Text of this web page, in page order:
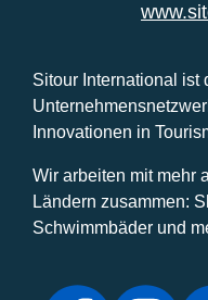
Sitour International ist
Innovationen in
Wir arbeiten mit mehr
Ländern zusammen:
Schwimmbäder und